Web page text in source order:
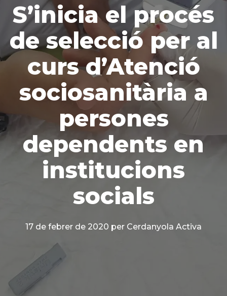
S’inicia el procés
de selecció per al
curs d’Atenció
sociosanitària a
persones
dependents en
institucions
socials
17 de febrer de 2020 per Cerdanyola Activa